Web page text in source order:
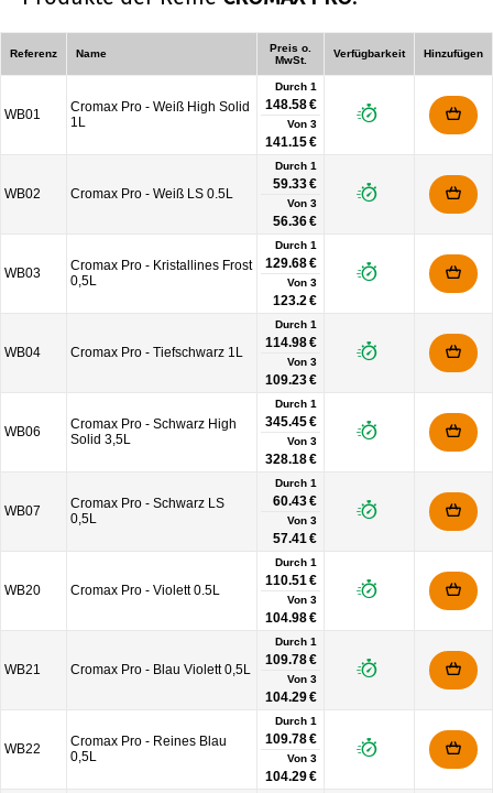
Referenz Name
Preis o.
MwSt.
Verfügbarkeit Hinzufügen
WB01
Cromax Pro - Weiß High Solid
1L
Durch 1
148.58 €
Von 3
141.15 €
WB02 Cromax Pro - Weiß LS 0.5L
Durch 1
59.33 €
Von 3
56.36 €
WB03
Cromax Pro - Kristallines Frost
0,5L
Durch 1
129.68 €
Von 3
123.2 €
WB04 Cromax Pro - Tiefschwarz 1L
Durch 1
114.98 €
Von 3
109.23 €
WB06
Cromax Pro - Schwarz High
Solid 3,5L
Durch 1
345.45 €
Von 3
328.18 €
WB07
Cromax Pro - Schwarz LS
0,5L
Durch 1
60.43 €
Von 3
57.41 €
WB20 Cromax Pro - Violett 0.5L
Durch 1
110.51 €
Von 3
104.98 €
WB21 Cromax Pro - Blau Violett 0,5L
Durch 1
109.78 €
Von 3
104.29 €
WB22
Cromax Pro - Reines Blau
0,5L
Durch 1
109.78 €
Von 3
104.29 €